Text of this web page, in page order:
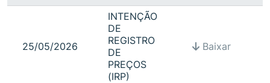
25/05/2026
INTENÇÃO
DE
REGISTRO
DE
PREÇOS
(IRP)
Baixar